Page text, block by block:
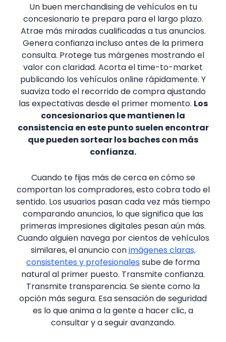
Un buen merchandising de vehículos en tu
concesionario te prepara para el largo plazo.
Atrae más miradas cualificadas a tus anuncios.
Genera confianza incluso antes de la primera
consulta. Protege tus márgenes mostrando el
valor con claridad. Acorta el time-to-market
publicando los vehículos online rápidamente. Y
suaviza todo el recorrido de compra ajustando
las expectativas desde el primer momento. Los
concesionarios que mantienen la
consistencia en este punto suelen encontrar
que pueden sortear los baches con más
confianza.
Cuando te fijas más de cerca en cómo se
comportan los compradores, esto cobra todo el
sentido. Los usuarios pasan cada vez más tiempo
comparando anuncios, lo que significa que las
primeras impresiones digitales pesan aún más.
Cuando alguien navega por cientos de vehículos
similares, el anuncio conimágenes claras,
consistentes y profesionalessube de forma
natural al primer puesto. Transmite confianza.
Transmite transparencia. Se siente como la
opción más segura. Esa sensación de seguridad
es lo que anima a la gente a hacer clic, a
consultar y a seguir avanzando.